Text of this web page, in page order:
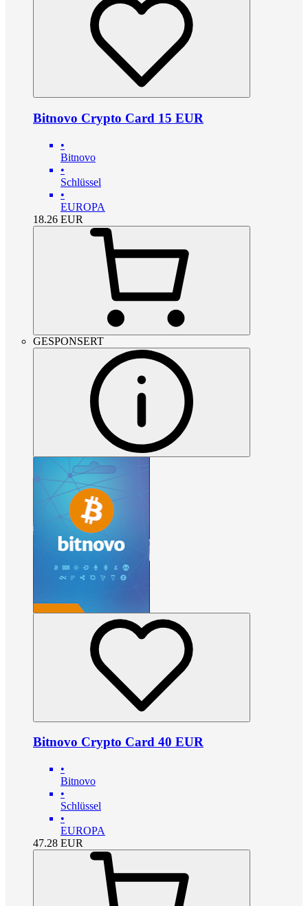
Bitnovo Crypto Card 15 EUR
•
Bitnovo
•
Schlüssel
•
EUROPA
18.26 EUR
GESPONSERT
Bitnovo Crypto Card 40 EUR
•
Bitnovo
•
Schlüssel
•
EUROPA
47.28 EUR